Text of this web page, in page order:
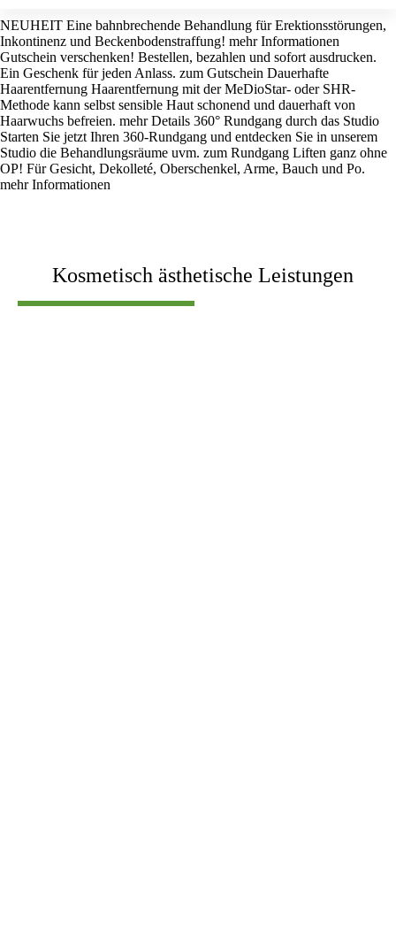
NEUHEIT Eine bahnbrechende Behandlung für Erektionsstörungen,
Inkontinenz und Beckenbodenstraffung! mehr Informationen
Gutschein verschenken! Bestellen, bezahlen und sofort ausdrucken.
Ein Geschenk für jeden Anlass. zum Gutschein Dauerhafte
Haarentfernung Haarentfernung mit der MeDioStar- oder SHR-
Methode kann selbst sensible Haut schonend und dauerhaft von
Haarwuchs befreien. mehr Details 360° Rundgang durch das Studio
Starten Sie jetzt Ihren 360-Rundgang und entdecken Sie in unserem
Studio die Behandlungsräume uvm. zum Rundgang Liften ganz ohne
OP! Für Gesicht, Dekolleté, Oberschenkel, Arme, Bauch und Po.
mehr Informationen
Kosmetisch ästhetische Leistungen